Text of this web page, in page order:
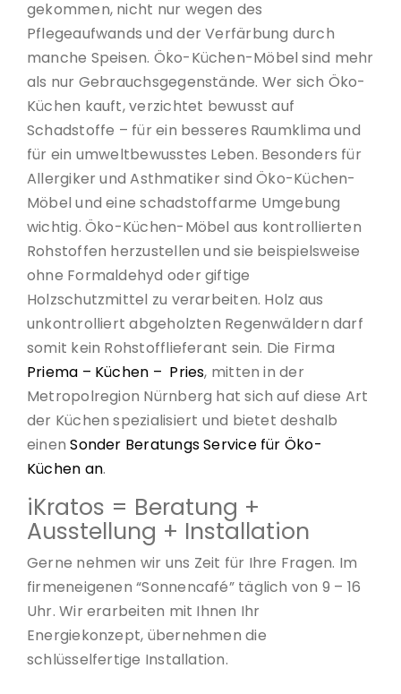
gekommen, nicht nur wegen des
Pflegeaufwands und der Verfärbung durch
manche Speisen. Öko-Küchen-Möbel sind mehr
als nur Gebrauchsgegenstände. Wer sich Öko-
Küchen kauft, verzichtet bewusst auf
Schadstoffe – für ein besseres Raumklima und
für ein umweltbewusstes Leben. Besonders für
Allergiker und Asthmatiker sind Öko-Küchen-
Möbel und eine schadstoffarme Umgebung
wichtig. Öko-Küchen-Möbel aus kontrollierten
Rohstoffen herzustellen und sie beispielsweise
ohne Formaldehyd oder giftige
Holzschutzmittel zu verarbeiten. Holz aus
unkontrolliert abgeholzten Regenwäldern darf
somit kein Rohstofflieferant sein. Die Firma
Priema – Küchen – Pries, mitten in der
Metropolregion Nürnberg hat sich auf diese Art
der Küchen spezialisiert und bietet deshalb
einenSonder Beratungs Service für Öko-
Küchen an.
iKratos = Beratung +
Ausstellung + Installation
Gerne nehmen wir uns Zeit für Ihre Fragen. Im
firmeneigenen “Sonnencafé” täglich von 9 – 16
Uhr. Wir erarbeiten mit Ihnen Ihr
Energiekonzept, übernehmen die
schlüsselfertige Installation.